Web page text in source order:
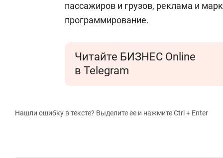
пассажиров и грузов, реклама и
программирование.
Читайте БИЗНЕС Online
в Telegram
Нашли ошибку в тексте? Выделите ее и нажмите Ctrl + Enter